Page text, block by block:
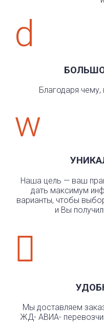
d
Благодаря
w
Наша цель — ваш
дать максимум
варианты, чтобы
и Вы

Мы доставляем
ЖД- АВИА-